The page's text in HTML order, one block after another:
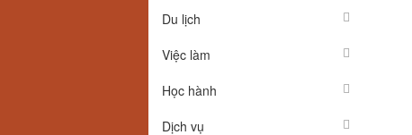
Du lịch
Việc làm
Học hành
Dịch vụ